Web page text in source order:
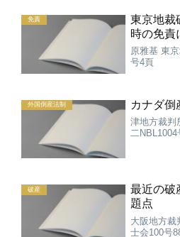
免責
東京地裁
時の免責
原雅基 東
号4頁
外国倒産法制 カナダ倒
津地方裁
二NBL1004
破産
最近の破
題点
大阪地方裁
士会100号